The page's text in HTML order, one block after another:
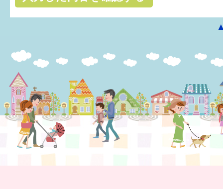
みんなの知恵袋
食育
福井市図書館オススメの本
お出かけ情報
病気・けが 基本情報
パパもママも子育て